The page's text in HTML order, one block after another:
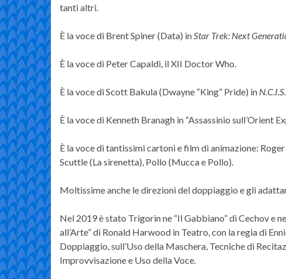
tanti altri.
È la voce di Brent Spiner (Data) inStar Trek: Next
È la voce di Peter Capaldi, il XII Doctor Who.
È la voce di Scott Bakula (Dwayne “King” Pride) in
È la voce di Kenneth Branagh in “Assassinio sull’Orient
È la voce di tantissimi cartoni e film di animazione:
Scuttle (La sirenetta), Pollo (Mucca e Pollo).
Moltissime anche le direzioni del doppiaggio e gli
Nel 2019 è stato Trigorin ne “Il Gabbiano” di Cechov e
all’Arte” di Ronald Harwood in Teatro, con la regia di
Doppiaggio, sull’Uso della Maschera, Tecniche di
Improvvisazione e Uso della Voce.